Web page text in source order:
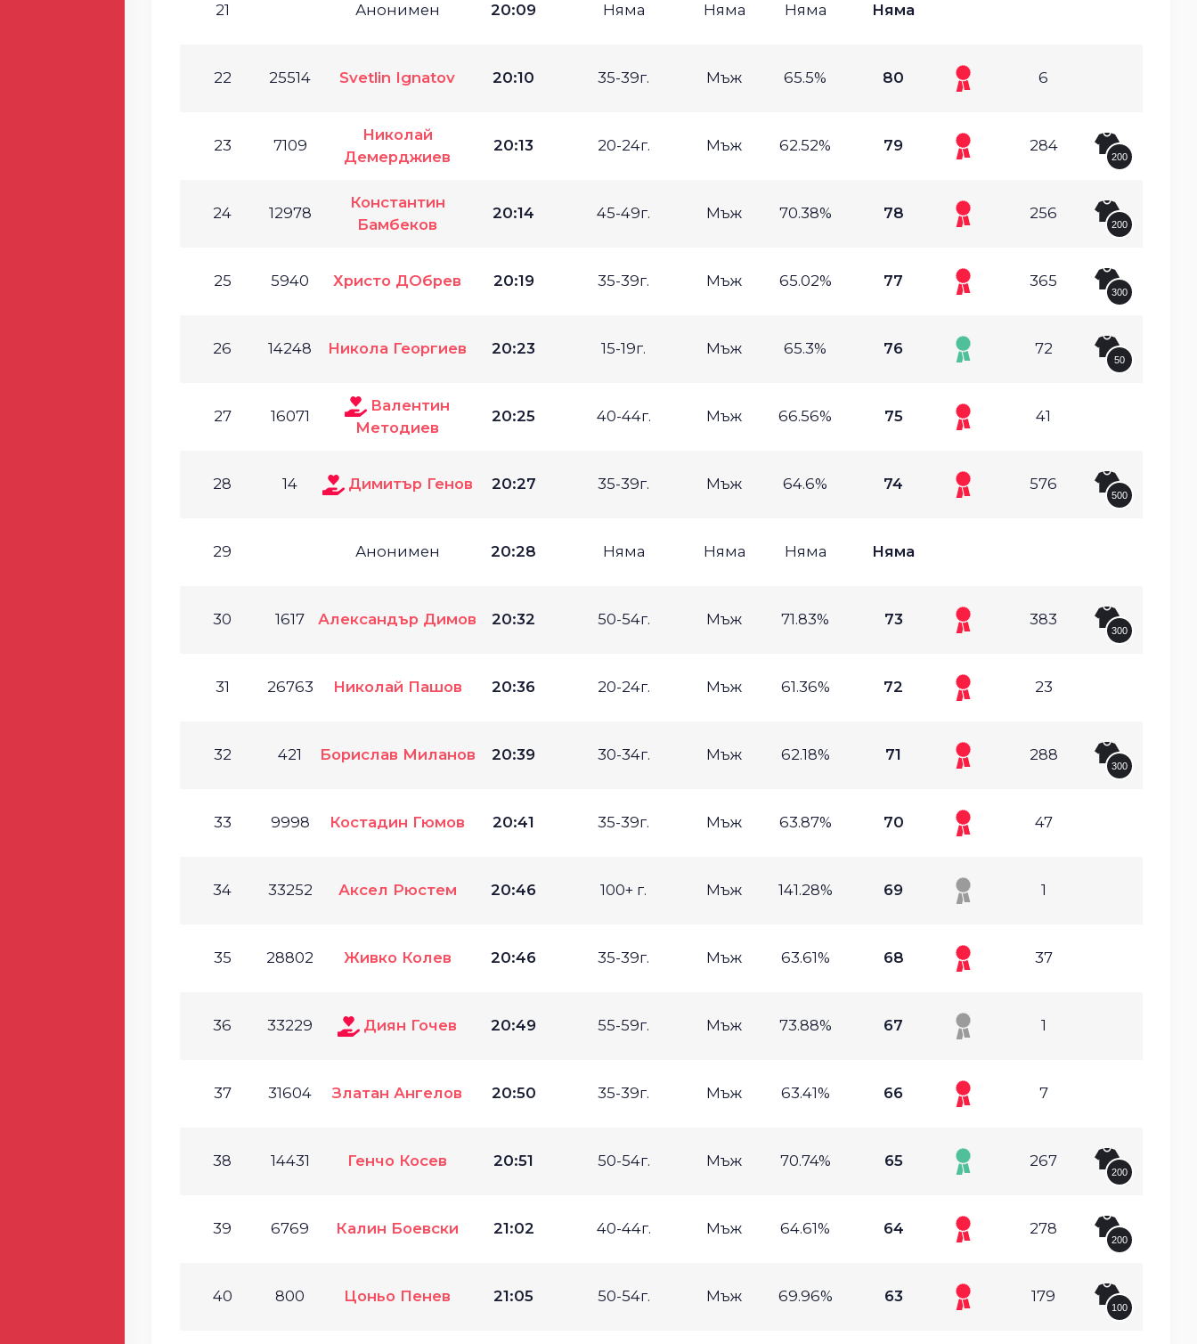
21 Анонимен 20:09 Няма Няма Няма Няма
22 25514 Svetlin Ignatov 20:10 35-39г. Мъж 65.5% 80 6
23 7109
Николай
Демерджиев
20:13 20-24г. Мъж 62.52% 79 284
200
24 12978
Константин
Бамбеков
20:14 45-49г. Мъж 70.38% 78 256
200
25 5940 Христо ДОбрев 20:19 35-39г. Мъж 65.02% 77 365
300
26 14248 Никола Георгиев 20:23 15-19г. Мъж 65.3% 76 72
50
27 16071
Валентин
Методиев
20:25 40-44г. Мъж 66.56% 75 41
28 14 Димитър Генов 20:27 35-39г. Мъж 64.6% 74 576
500
29 Анонимен 20:28 Няма Няма Няма Няма
30 1617 Александър Димов 20:32 50-54г. Мъж 71.83% 73 383
300
31 26763 Николай Пашов 20:36 20-24г. Мъж 61.36% 72 23
32 421 Борислав Миланов 20:39 30-34г. Мъж 62.18% 71 288
300
33 9998 Костадин Гюмов 20:41 35-39г. Мъж 63.87% 70 47
34 33252 Аксел Рюстем 20:46 100+ г. Мъж 141.28% 69 1
35 28802 Живко Колев 20:46 35-39г. Мъж 63.61% 68 37
36 33229 Диян Гочев 20:49 55-59г. Мъж 73.88% 67 1
37 31604 Златан Ангелов 20:50 35-39г. Мъж 63.41% 66 7
38 14431 Генчо Косев 20:51 50-54г. Мъж 70.74% 65 267
200
39 6769 Калин Боевски 21:02 40-44г. Мъж 64.61% 64 278
200
40 800 Цоньо Пенев 21:05 50-54г. Мъж 69.96% 63 179
100